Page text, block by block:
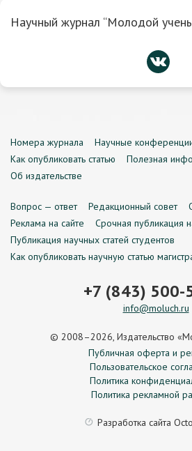
Научный журнал “Молодой
Номера журнала Научные
Как опубликовать статью
Полезная
Об издательстве
Вопрос — ответ Редакционный совет
Реклама на сайте
Срочная публикация
Публикация научных статей студентов
Как опубликовать научную статью
+7 (843) 500-
info@moluch.ru
© 2008–2026, Издательство
Публичная оферта и
Пользовательское
Политика
Политика рекламной
Разработка сайта